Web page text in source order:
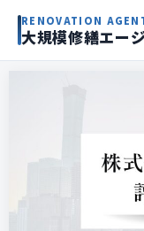
RENOVATION
大規模修繕エー